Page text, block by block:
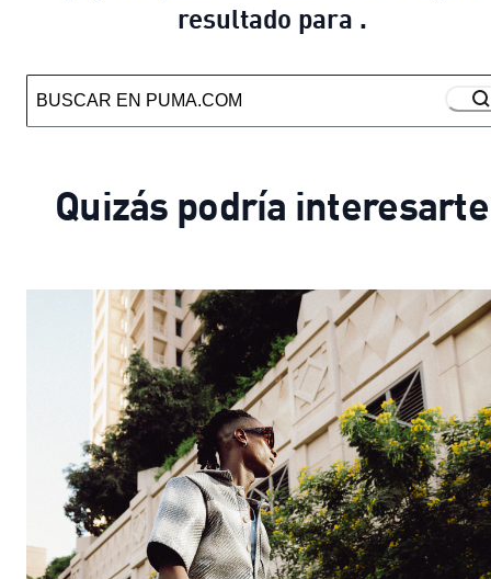
resultado para .
Quizás podría interesarte